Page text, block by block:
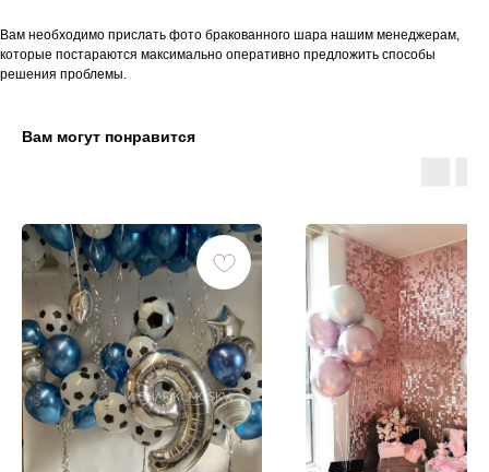
Вам необходимо прислать фото бракованного шара нашим менеджерам,
которые постараются максимально оперативно предложить способы
решения проблемы.
Вам могут понравится